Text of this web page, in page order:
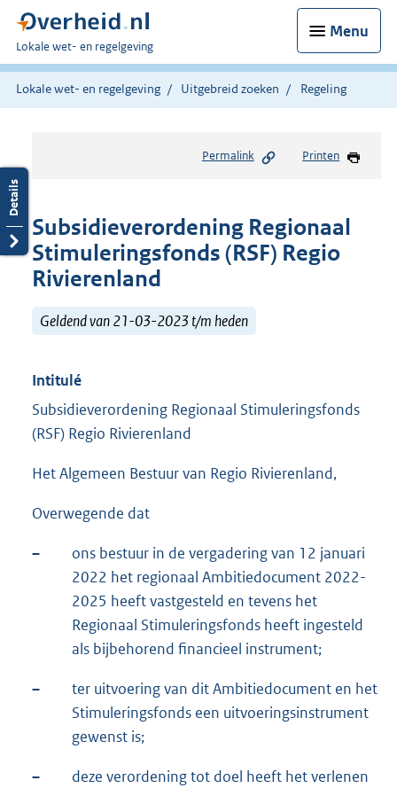
Menu
U
bent
hier:
Lokale wet- en regelgeving
Lokale wet- en regelgeving Uitgebreid zoeken Regeling
Permalink Printen
Subsidieverordening Regionaal
Stimuleringsfonds (RSF) Regio
Rivierenland
Geldend van 21-03-2023 t/m heden
Intitulé
Subsidieverordening Regionaal Stimuleringsfonds
(RSF) Regio Rivierenland
Het Algemeen Bestuur van Regio Rivierenland,
Overwegende dat
–
ons bestuur in de vergadering van 12 januari
2022 het regionaal Ambitiedocument 2022-
2025 heeft vastgesteld en tevens het
Regionaal Stimuleringsfonds heeft ingesteld
als bijbehorend financieel instrument;
–
ter uitvoering van dit Ambitiedocument en het
Stimuleringsfonds een uitvoeringsinstrument
gewenst is;
–
deze verordening tot doel heeft het verlenen